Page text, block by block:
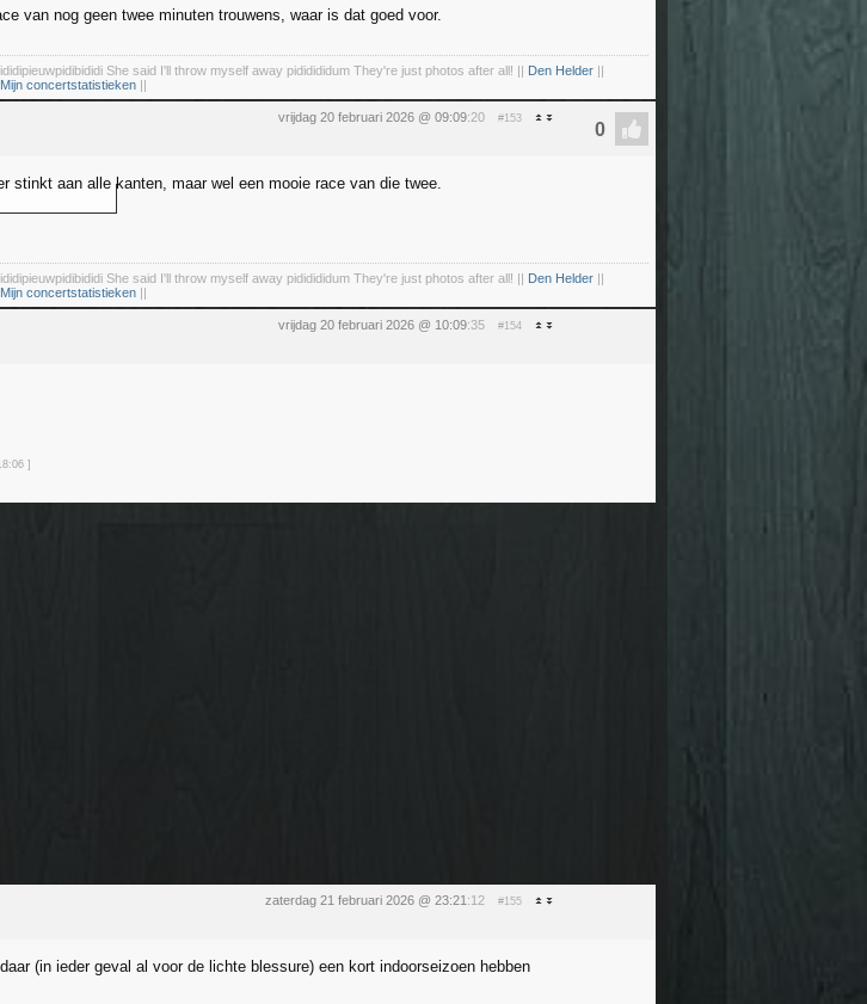
van nog geen twee minuten trouwens, waar is dat goed voor.
She said I'll throw myself away pididididum They're just photos after all! || Den Helder ||
Mijn concertstatistieken ||
vrijdag 20 februari 2026 @ 09:09:20 #153
stinkt aan alle kanten, maar wel een mooie race van die twee.
She said I'll throw myself away pididididum They're just photos after all! || Den Helder ||
Mijn concertstatistieken ||
vrijdag 20 februari 2026 @ 10:09:35 #154
:06 ]
zaterdag 21 februari 2026 @ 23:21 :12 #155
(in ieder geval al voor de lichte blessure) een kort indoorseizoen hebben